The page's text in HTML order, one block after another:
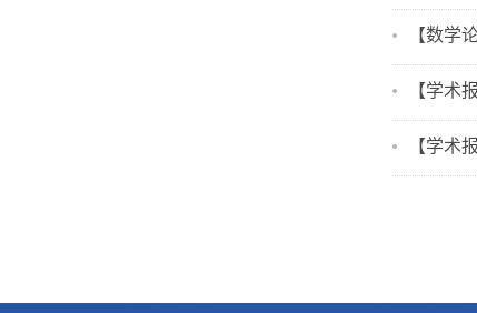
【数学
【学术
【学术